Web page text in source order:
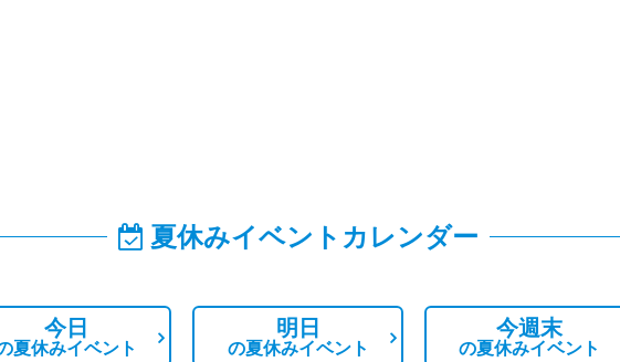
夏休みイベントカレンダー
今日
夏休みイベント
明日
の夏休みイベント
今週末
の夏休みイベント